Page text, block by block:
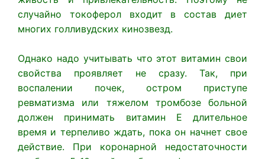
случайно токоферол входит в состав диет
многих голливудских кинозвезд.
Однако надо учитывать что этот витамин свои
свойства проявляет не сразу. Так, при
воспалении почек, остром приступе
ревматизма или тяжелом тромбозе больной
должен принимать витамин Е длительное
время и терпеливо ждать, пока он начнет свое
действие. При коронарной недостаточности